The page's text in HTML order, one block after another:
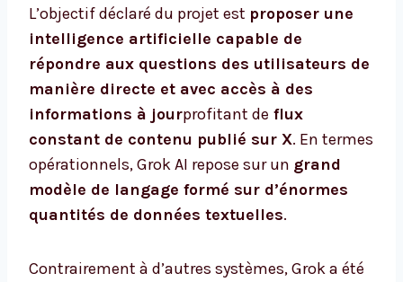
L’objectif déclaré du projet est proposer une
intelligence artificielle capable de
répondre aux questions des utilisateurs de
manière directe et avec accès à des
informations à jourprofitant de flux
constant de contenu publié sur X. En termes
opérationnels, Grok AI repose sur un grand
modèle de langage formé sur d’énormes
quantités de données textuelles.
Contrairement à d’autres systèmes, Grok a été